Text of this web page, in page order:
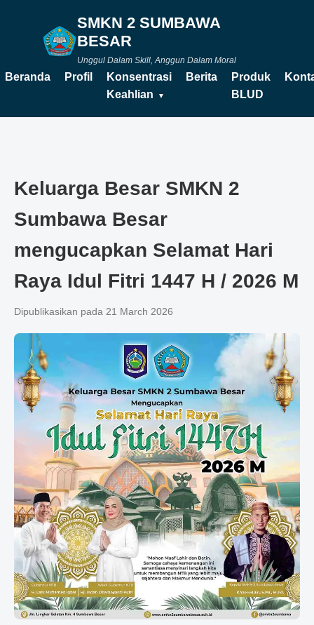
SMKN 2 SUMBAWA
BESAR
Unggul Dalam Skill, Anggun Dalam Moral
Beranda Profil
Konsentrasi
Keahlian
Berita
Produk
BLUD
Keluarga Besar SMKN 2
Sumbawa Besar
mengucapkan Selamat Hari
Raya Idul Fitri 1447 H / 2026 M
Dipublikasikan pada 21 March 2026